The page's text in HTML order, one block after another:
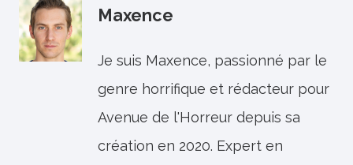
Maxence
Je suis Maxence, passionné par le
genre horrifique et rédacteur pour
Avenue de l'Horreur depuis sa
création en 2020. Expert en